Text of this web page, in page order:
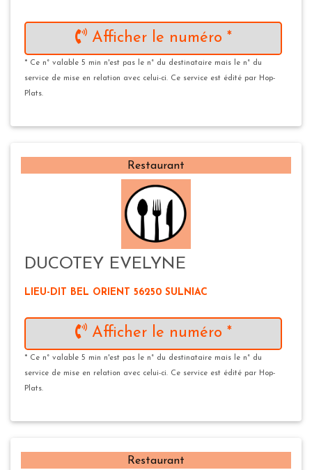
Afficher le numéro *
* Ce n° valable 5 min n'est pas le n° du destinataire mais le n° du
service de mise en relation avec celui-ci. Ce service est édité par Hop-
Plats.
Restaurant
DUCOTEY EVELYNE
LIEU-DIT BEL ORIENT 56250 SULNIAC
Afficher le numéro *
* Ce n° valable 5 min n'est pas le n° du destinataire mais le n° du
service de mise en relation avec celui-ci. Ce service est édité par Hop-
Plats.
Restaurant